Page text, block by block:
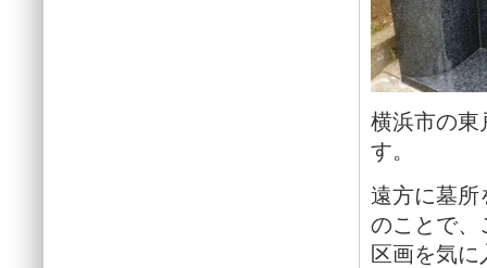
横浜市の東
す。
遠方に墓所
のことで、
区画を気